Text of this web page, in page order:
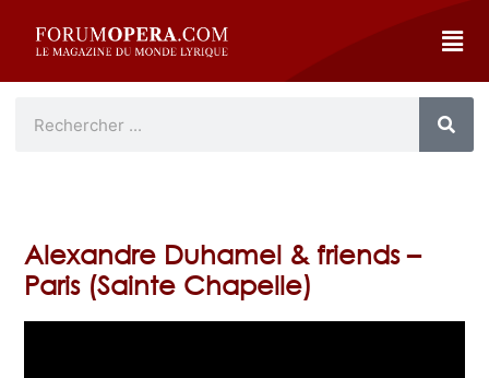
Alexandre Duhamel & friends –
Paris (Sainte Chapelle)